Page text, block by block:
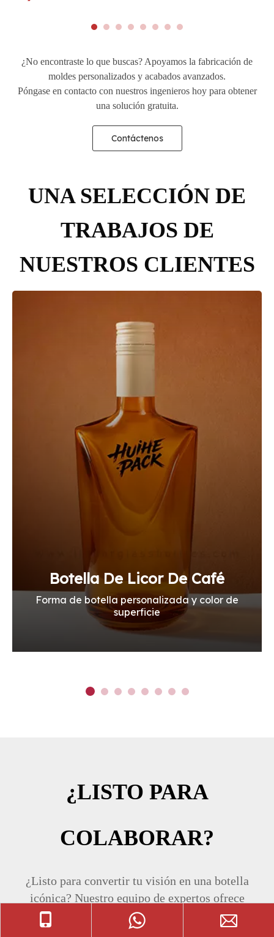
¿No encontraste lo que buscas? Apoyamos la fabricación de
moldes personalizados y acabados avanzados.
Póngase en contacto con nuestros ingenieros hoy para obtener
una solución gratuita.
Contáctenos
UNA SELECCIÓN DE
TRABAJOS DE
NUESTROS CLIENTES
Botella De Licor De Café
Forma de botella personalizada y color de
superficie
¿LISTO PARA
COLABORAR?
¿Listo para convertir tu visión en una botella
icónica? Nuestro equipo de expertos ofrece
soluciones integrales, desde el diseño
personalizado hasta la producción impecable.